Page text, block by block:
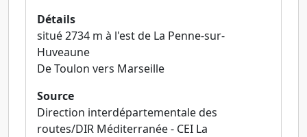
Détails
situé 2734 m à l'est de La Penne-sur-
Huveaune
De Toulon vers Marseille
Source
Direction interdépartementale des
routes/DIR Méditerranée - CEI La